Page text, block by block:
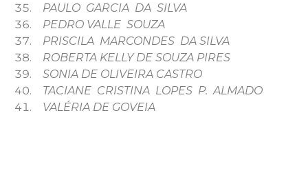
PAULO GARCIA DA SILVA
PEDRO VALLE SOUZA
PRISCILA MARCONDES DA SILVA
ROBERTA KELLY DE SOUZA PIRES
SONIA DE OLIVEIRA CASTRO
TACIANE CRISTINA LOPES P. ALMADO
VALÉRIA DE GOVEIA